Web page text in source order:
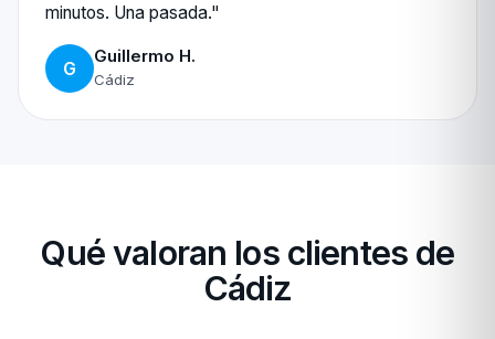
minutos. Una pasada."
G
Guillermo H.
Cádiz
Qué valoran los clientes de
Cádiz